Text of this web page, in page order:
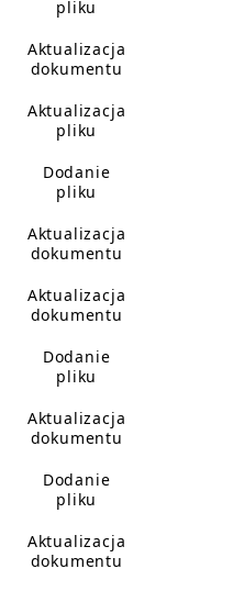
pliku
Aktualizacja
dokumentu
Aktualizacja
pliku
Dodanie
pliku
Aktualizacja
dokumentu
Aktualizacja
dokumentu
Dodanie
pliku
Aktualizacja
dokumentu
Dodanie
pliku
Aktualizacja
dokumentu